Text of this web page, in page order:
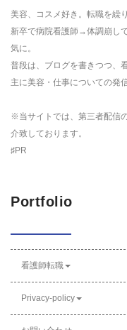
美容、コスメ好き。転職を繰
新卒で病院看護師→体調崩し
気に。
普段は、ブログを書きつつ、
主に美容・仕事についての発
※当サイトでは、第三者配信
介致しております。
♯PR
Portfolio
看護師転職
Privacy-policy